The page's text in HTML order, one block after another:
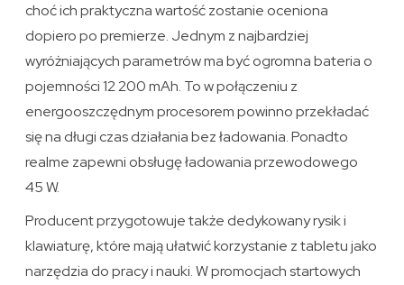
choć ich praktyczna wartość zostanie oceniona
dopiero po premierze. Jednym z najbardziej
wyróżniających parametrów ma być ogromna bateria o
pojemności 12 200 mAh. To w połączeniu z
energooszczędnym procesorem powinno przekładać
się na długi czas działania bez ładowania. Ponadto
realme zapewni obsługę ładowania przewodowego
45 W.
Producent przygotowuje także dedykowany rysik i
klawiaturę, które mają ułatwić korzystanie z tabletu jako
narzędzia do pracy i nauki. W promocjach startowych